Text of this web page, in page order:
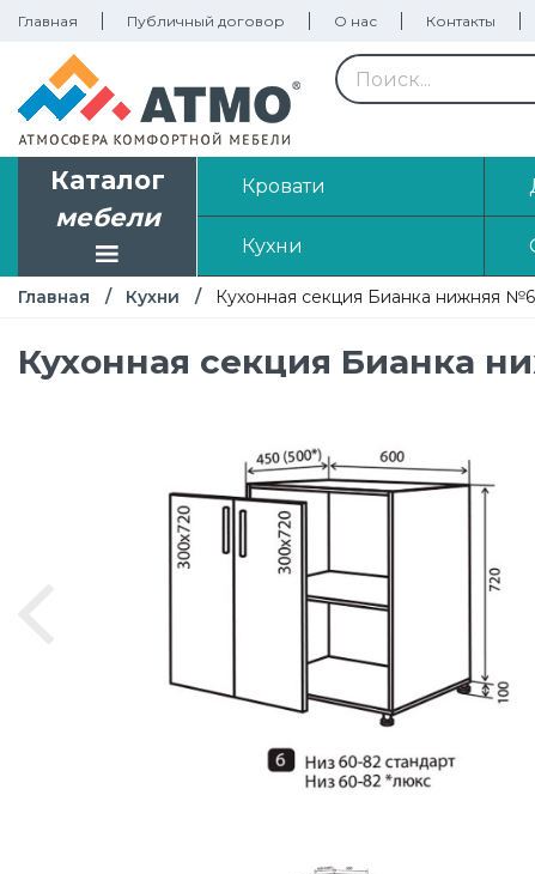
Главная Публичный договор О нас Контакты
Каталог
мебели
Кровати
Кухни
Главная Кухни Кухонная секция Бианка нижняя №6
Кухонная секция Бианка